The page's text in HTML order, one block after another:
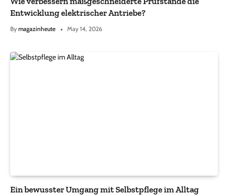
Entwicklung elektrischer Antriebe?
By magazinheute May 14, 2026
Ein bewusster Umgang mit Selbstpflege im Alltag